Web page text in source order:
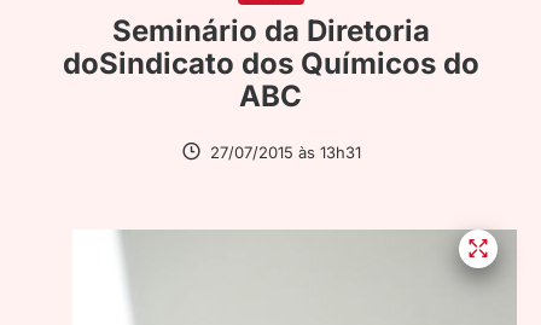
Seminário da Diretoria
doSindicato dos Químicos do
ABC
27/07/2015 às 13h31